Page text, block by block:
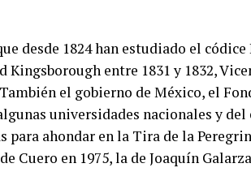
desde 1824 han estudiado el
entre 1831 y 1832,
el gobierno de México, el
universidades nacionales y
ahondar en la Tira de la
Cuero en 1975, la de Joaquín